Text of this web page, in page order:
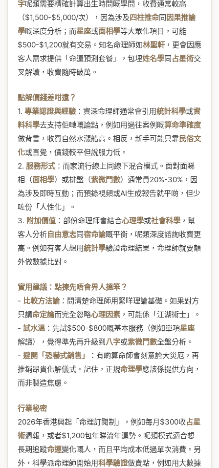
字呢類需要精確計算出生時間嘅學問，收費通常較高
（$1,500-$5,000/次），因為涉及四柱推命同因果推論
學嘅深度分析；而星座或面相學等大眾化項目，可能
$500-$1,200就有交易。知名命理師如林聖軒，更會因應
客人需求提供「命運預測套餐」，包埋姓名學同占星術交
叉解讀，收費隨時破萬。
點解價錢差咁遠？
1. 專業認證與經驗：資深命理師通常會引用統計科學或資
料科學去支持佢哋嘅論點，例如用過往案例嘅算命準確度
做背書，收費自然水漲船高。相反，新手可能只靠民俗文
化或直覺，價錢較平但說服力低。
2. 服務形式：而家流行線上同線下混合模式。面對面睇
相（面相學）或排盤（紫微鬥數）通常貴20%-30%，因
為涉及即時互動；而預錄視頻或AI生成報告就平啲，但少
咗份「人性化」。
3. 附加價值 ：部份命理師會結合心理學或社會科學 ，幫
客人分析自由意志同宿命論嘅平衡，呢類深度諮詢收費更
高。例如有客人想用統計學驗證命理結果，命理師就要額
外做數據比對。
實用建議：點揀先唔會畀人搵笨？
- 比較方法論：問清楚命理師用緊咩理論基礎。如果對方
只講命定論而完全忽略心理因素 ，可能係「江湖術士」。
- 試水溫 ：先試$500-$800嘅基本服務（例如單項星座
解讀），覺得準先再升級到八字或紫微鬥數全盤分析。
- 避開「恐嚇式銷售」
：有啲算命師會刻意誇大災厄，再
推銷昂貴化解儀式。記住，正規命理學應該係提供方向，
而非製造焦慮。
行業秘密
2026年香港興起「命理訂閱制」，例如每月$300收占星
術週報，或者$1,200包年睇流年運勢。呢類模式適合想
長期追蹤命運變化嘅人，而且平均成本低過單次消費。另
外，科學派命理師開始用科學驗證做賣點，例如用大數據